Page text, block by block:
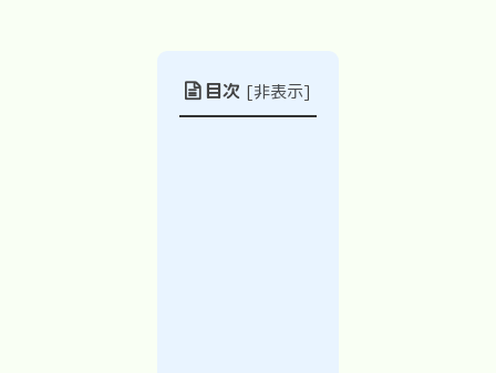
目次 [非表示]